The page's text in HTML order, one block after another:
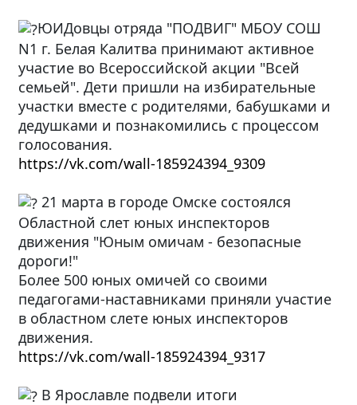
ЮИДовцы отряда "ПОДВИГ" МБОУ СОШ
N1 г. Белая Калитва принимают активное
участие во Всероссийской акции "Всей
семьей". Дети пришли на избирательные
участки вместе с родителями, бабушками и
дедушками и познакомились с процессом
голосования.
https://vk.com/wall-185924394_9309
21 марта в городе Омске состоялся
Областной слет юных инспекторов
движения "Юным омичам - безопасные
дороги!"
Более 500 юных омичей со своими
педагогами-наставниками приняли участие
в областном слете юных инспекторов
движения.
https://vk.com/wall-185924394_9317
В Ярославле подвели итоги